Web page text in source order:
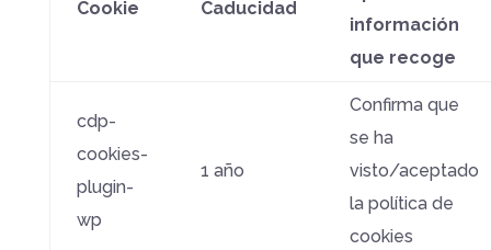
Cookie Caducidad
información
que recoge
cdp-
cookies-
plugin-
wp
1 año
Confirma que
se ha
visto/aceptado
la política de
cookies